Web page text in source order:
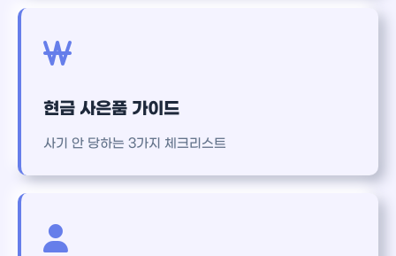
현금 사은품 가이드
사기 안 당하는 3가지 체크리스트